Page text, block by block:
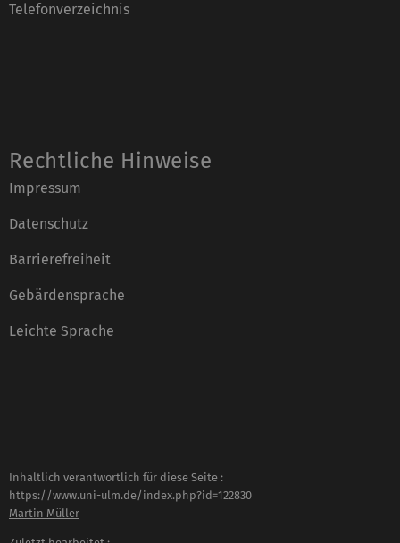
Telefonverzeichnis
Rechtliche Hinweise
Impressum
Datenschutz
Barrierefreiheit
Gebärdensprache
Leichte Sprache
Inhaltlich verantwortlich für diese Seite :
https://www.uni-ulm.de/index.php?id=122830
Martin Müller